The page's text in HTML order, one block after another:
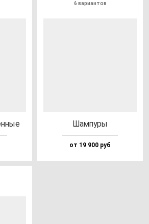
6 вариантов
Шам­пу­ры
от 19 900 руб